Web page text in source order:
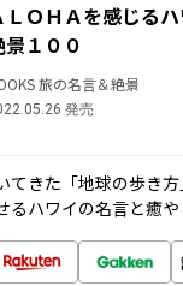
ＬＯＨＡを感じる
景１００
旅の名言＆絶景
発売
てきた「地球の歩き
るハワイの名言と癒